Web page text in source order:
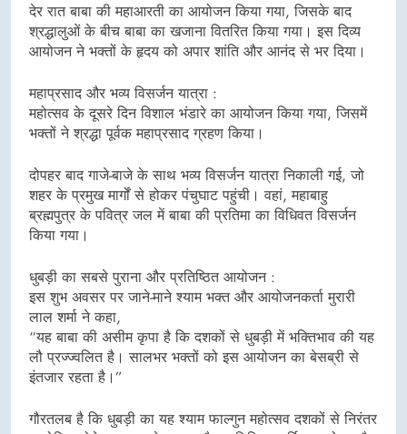
देर रात बाबा की महाआरती का आयोजन किया गया, जिसके बाद
श्रद्धालुओं के बीच बाबा का खजाना वितरित किया गया। इस दिव्य
आयोजन ने भक्तों के हृदय को अपार शांति और आनंद से भर दिया।
महाप्रसाद और भव्य विसर्जन यात्रा :
महोत्सव के दूसरे दिन विशाल भंडारे का आयोजन किया गया, जिसमें
भक्तों ने श्रद्धा पूर्वक महाप्रसाद ग्रहण किया।
दोपहर बाद गाजे-बाजे के साथ भव्य विसर्जन यात्रा निकाली गई, जो
शहर के प्रमुख मार्गों से होकर पंचुघाट पहुंची। वहां, महाबाहु
ब्रह्मपुत्र के पवित्र जल में बाबा की प्रतिमा का विधिवत विसर्जन
किया गया।
धुबड़ी का सबसे पुराना और प्रतिष्ठित आयोजन :
इस शुभ अवसर पर जाने-माने श्याम भक्त और आयोजनकर्ता मुरारी
लाल शर्मा ने कहा,
“यह बाबा की असीम कृपा है कि दशकों से धुबड़ी में भक्तिभाव की यह
लौ प्रज्ज्वलित है। सालभर भक्तों को इस आयोजन का बेसब्री से
इंतजार रहता है।”
गौरतलब है कि धुबड़ी का यह श्याम फाल्गुन महोत्सव दशकों से निरंतर